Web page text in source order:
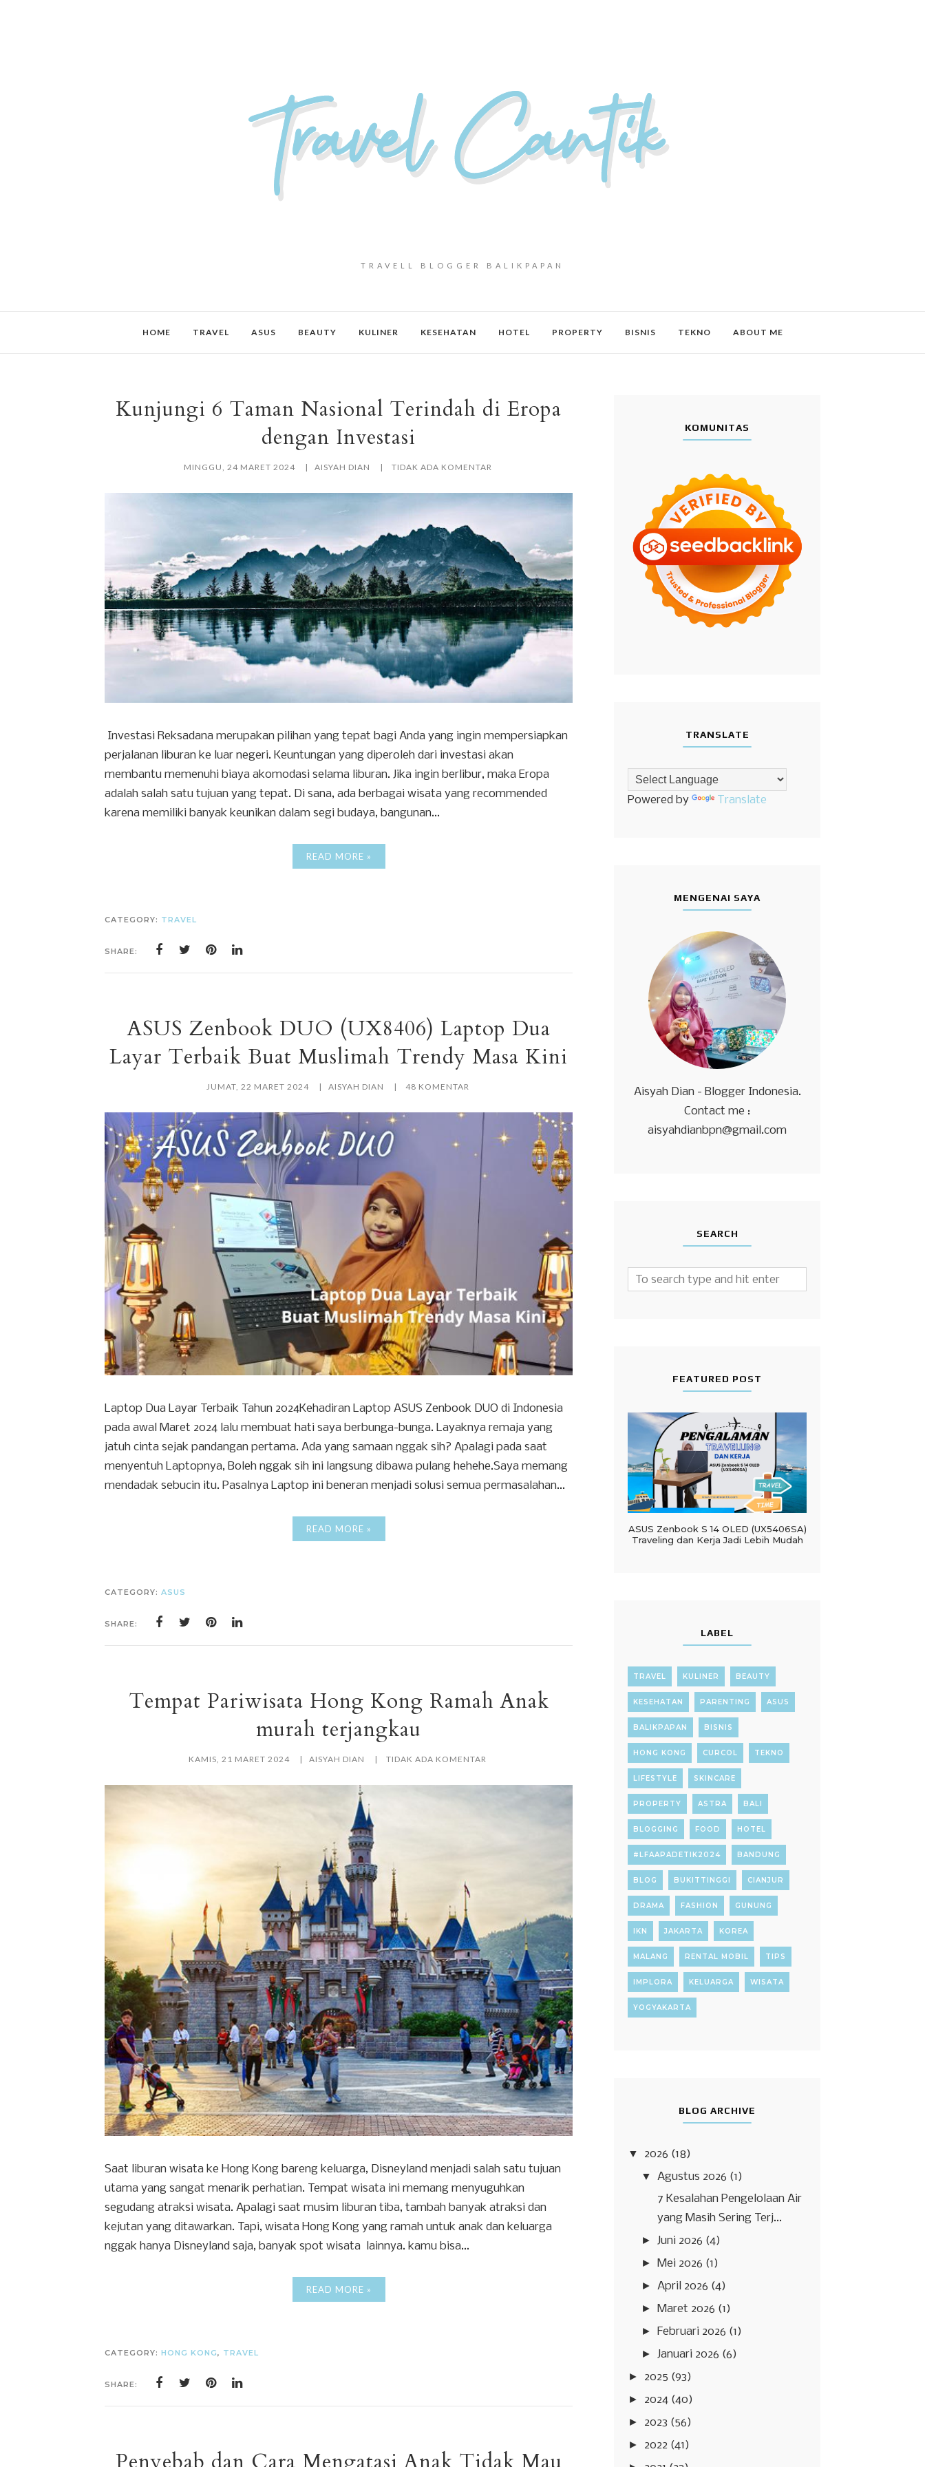
TRAVELL BLOGGER BALIKPAPAN
HOME TRAVEL ASUS BEAUTY KULINER KESEHATAN HOTEL PROPERTY BISNIS TEKNO ABOUT ME
Kunjungi 6 Taman Nasional Terindah di Eropa
dengan Investasi
MINGGU, 24 MARET 2024 AISYAH DIAN TIDAK ADA KOMENTAR
Investasi Reksadana merupakan pilihan yang tepat bagi Anda yang ingin mempersiapkan
perjalanan liburan ke luar negeri. Keuntungan yang diperoleh dari investasi akan
membantu memenuhi biaya akomodasi selama liburan. Jika ingin berlibur, maka Eropa
adalah salah satu tujuan yang tepat. Di sana, ada berbagai wisata yang recommended
karena memiliki banyak keunikan dalam segi budaya, bangunan...
READ MORE »
CATEGORY: TRAVEL
SHARE:
ASUS Zenbook DUO (UX8406) Laptop Dua
Layar Terbaik Buat Muslimah Trendy Masa Kini
JUMAT, 22 MARET 2024 AISYAH DIAN 48 KOMENTAR
Laptop Dua Layar Terbaik Tahun 2024Kehadiran Laptop ASUS Zenbook DUO di Indonesia
pada awal Maret 2024 lalu membuat hati saya berbunga-bunga. Layaknya remaja yang
jatuh cinta sejak pandangan pertama. Ada yang samaan nggak sih? Apalagi pada saat
menyentuh Laptopnya, Boleh nggak sih ini langsung dibawa pulang hehehe.Saya memang
mendadak sebucin itu. Pasalnya Laptop ini beneran menjadi solusi semua permasalahan...
READ MORE »
CATEGORY: ASUS
SHARE:
Tempat Pariwisata Hong Kong Ramah Anak
murah terjangkau
KAMIS, 21 MARET 2024 AISYAH DIAN TIDAK ADA KOMENTAR
Saat liburan wisata ke Hong Kong bareng keluarga, Disneyland menjadi salah satu tujuan
utama yang sangat menarik perhatian. Tempat wisata ini memang menyuguhkan
segudang atraksi wisata. Apalagi saat musim liburan tiba, tambah banyak atraksi dan
kejutan yang ditawarkan. Tapi, wisata Hong Kong yang ramah untuk anak dan keluarga
nggak hanya Disneyland saja, banyak spot wisata lainnya. kamu bisa...
READ MORE »
CATEGORY: HONG KONG, TRAVEL
SHARE:
KOMUNITAS
TRANSLATE
Powered by Translate
MENGENAI SAYA
Aisyah Dian - Blogger Indonesia.
Contact me :
aisyahdianbpn@gmail.com
SEARCH
FEATURED POST
ASUS Zenbook S 14 OLED (UX5406SA)
Traveling dan Kerja Jadi Lebih Mudah
LABEL
TRAVEL KULINER BEAUTY
KESEHATAN PARENTING ASUS
BALIKPAPAN BISNIS
HONG KONG CURCOL TEKNO
LIFESTYLE SKINCARE
PROPERTY ASTRA BALI
BLOGGING FOOD HOTEL
#LFAAPADETIK2024 BANDUNG
BLOG BUKITTINGGI CIANJUR
DRAMA FASHION GUNUNG
IKN JAKARTA KOREA
MALANG RENTAL MOBIL TIPS
IMPLORA KELUARGA WISATA
YOGYAKARTA
BLOG ARCHIVE
▼ 2026 (18)
▼ Agustus 2026 (1)
7 Kesalahan Pengelolaan Air
yang Masih Sering Terj...
► Juni 2026 (4)
► Mei 2026 (1)
► April 2026 (4)
► Maret 2026 (1)
► Februari 2026 (1)
► Januari 2026 (6)
► 2025 (93)
► 2024 (40)
► 2023 (56)
► 2022 (41)